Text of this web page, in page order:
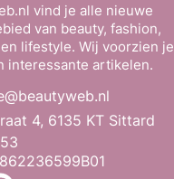
vind je alle nieuwe
van beauty, fashion,
lifestyle. Wij voorzien je
interessante artikelen.
4, 6135 KT Sittard